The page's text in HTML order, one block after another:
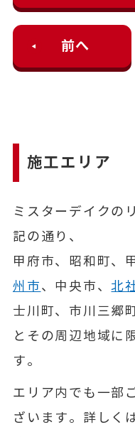
前へ
施工エリア
ミスターデイクの
記の通り、
甲府市、昭和町、
州市、中央市、北
士川町、市川三郷
とその周辺地域に
す。
エリア内でも一部
ざいます。詳しく